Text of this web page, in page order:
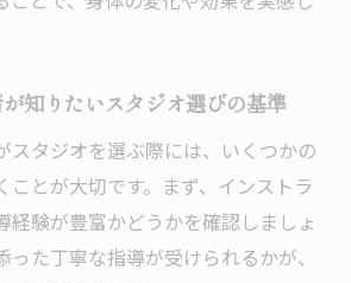
スの成果を引き出すレッスン活用
るべきピラティス効果の実際
ラティス効果を高めるポイント
知りたいスタジオ選びの基準
スタジオを選ぶ際には、いくつかの
ことが大切です。まず、インストラ
経験が豊富かどうかを確認しましょ
った丁寧な指導が受けられるかが、